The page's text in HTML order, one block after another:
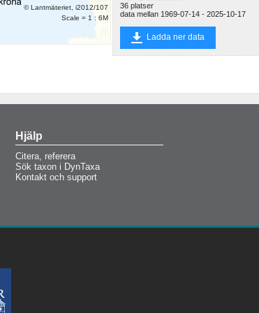
Scale = 1 : 6M
© Lantmäteriet, i2012/107 Höjeå, Kvärlöv
grenen
Dalbyån vid
Bjällerup
36 platser
data mellan 1969-07-14 - 2025-10-17
Ladda ner data
Hjälp
Citera, referera
Sök taxon i DynTaxa
Kontakt och support